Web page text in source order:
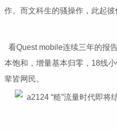
作。而文科生的骚操作，此起彼
看Quest mobile连续三年的报
本饱和，增量基本归零，18线
辈皆网民。